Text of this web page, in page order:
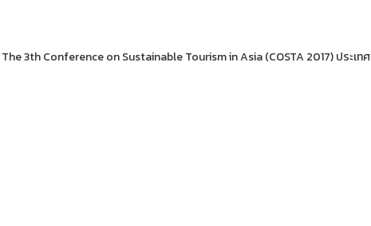
The 3th Conference on Sustainable Tourism in Asia (COSTA 2017) ประเทศ